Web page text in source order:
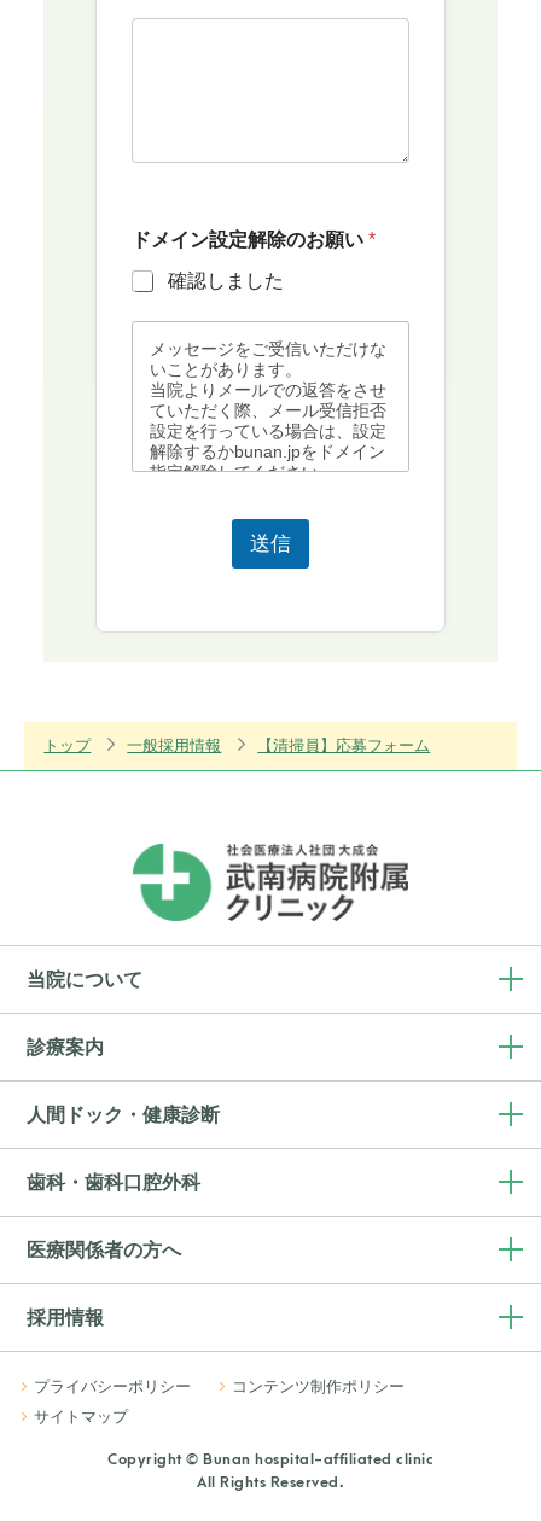
ドメイン設定解除のお願い *
確認しました
メッセージをご受信いただけな
いことがあります。
当院よりメールでの返答をさせ
ていただく際、メール受信拒否
設定を行っている場合は、設定
解除するかbunan.jpをドメイン
指定解除してください。
送信
トップ 一般採用情報 【清掃員】応募フォーム
当院について
診療案内
人間ドック・健康診断
歯科・歯科口腔外科
医療関係者の方へ
採用情報
プライバシーポリシー
コンテンツ制作ポリシー
サイトマップ
Copyright © Bunan hospital-affiliated clinic
All Rights Reserved.